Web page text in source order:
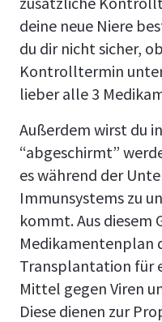
deine neue Niere
du dir nicht sicher,
Kontrolltermin
lieber alle 3
Außerdem wirst du
“abgeschirmt”
es während der
Immunsystems zu
kommt. Aus diesem
Medikamentenplan
Transplantation für
Mittel gegen Viren
Diese dienen zur